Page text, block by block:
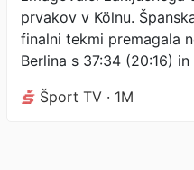
prvakov v Kölnu.
finalni tekmi premagala
Berlina s 37:34 (20:16)
Šport TV · 1M